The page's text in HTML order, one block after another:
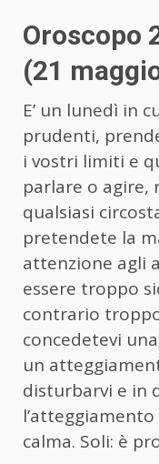
Oroscopo
(21
E’ un lunedì in
prudenti,
i vostri limiti e
parlare o
qualsiasi
pretendete la
attenzione agli
essere troppo
contrario
concedetevi
un
disturbarvi e in
calma. Soli: è